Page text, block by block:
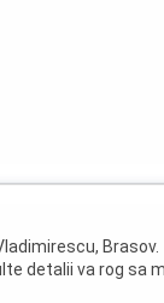
Brasov.
detalii va rog sa